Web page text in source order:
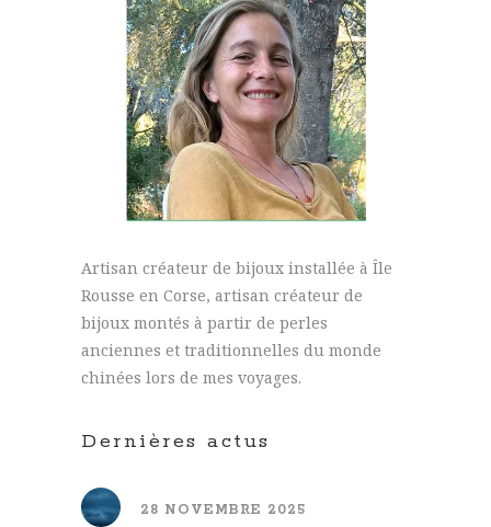
Artisan créateur de bijoux installée à Île
Rousse en Corse, artisan créateur de
bijoux montés à partir de perles
anciennes et traditionnelles du monde
chinées lors de mes voyages.
Dernières actus
28 NOVEMBRE 2025